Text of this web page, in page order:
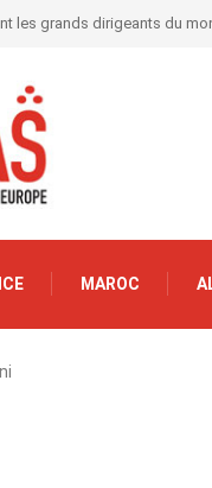
les grands dirigeants du
MAROC